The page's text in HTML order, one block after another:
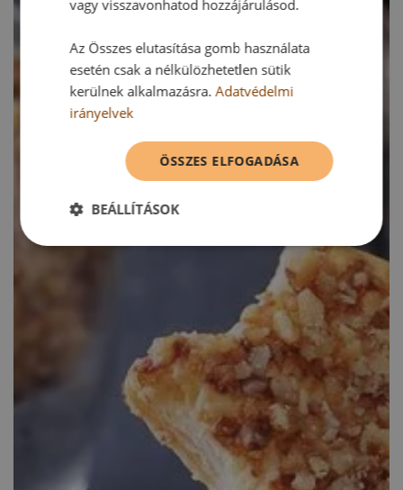
vagy visszavonhatod hozzájárulásod.
Az Összes elutasítása gomb használata
esetén csak a nélkülözhetetlen sütik
kerülnek alkalmazásra.Adatvédelmi
irányelvek
ÖSSZES ELFOGADÁSA
BEÁLLÍTÁSOK